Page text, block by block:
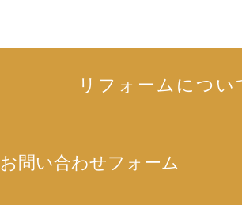
リフォームについ
お問い合わせフォーム